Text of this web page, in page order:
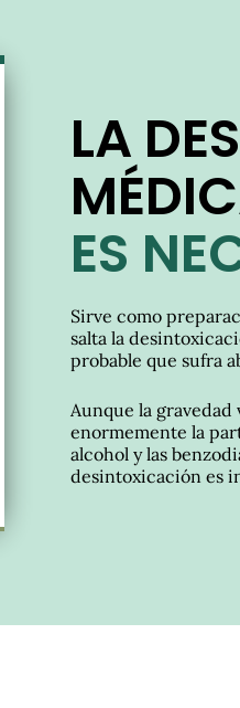
LA
ES
Sirve como
salta la
probable que sufra
Aunque la
enormemente la
alcohol y las
desintoxicación es